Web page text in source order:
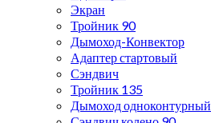
Экран
Тройник 90
Дымоход-Конвектор
Адаптер стартовый
Сэндвич
Тройник 135
Дымоход одноконтурный